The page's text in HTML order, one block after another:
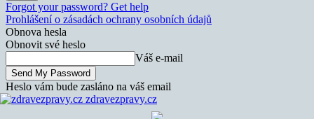
Forgot your password? Get help
Prohlášení o zásadách ochrany osobních údajů
Obnova hesla
Obnovit své heslo
Váš e-mail
Heslo vám bude zasláno na váš email
zdravezpravy.cz